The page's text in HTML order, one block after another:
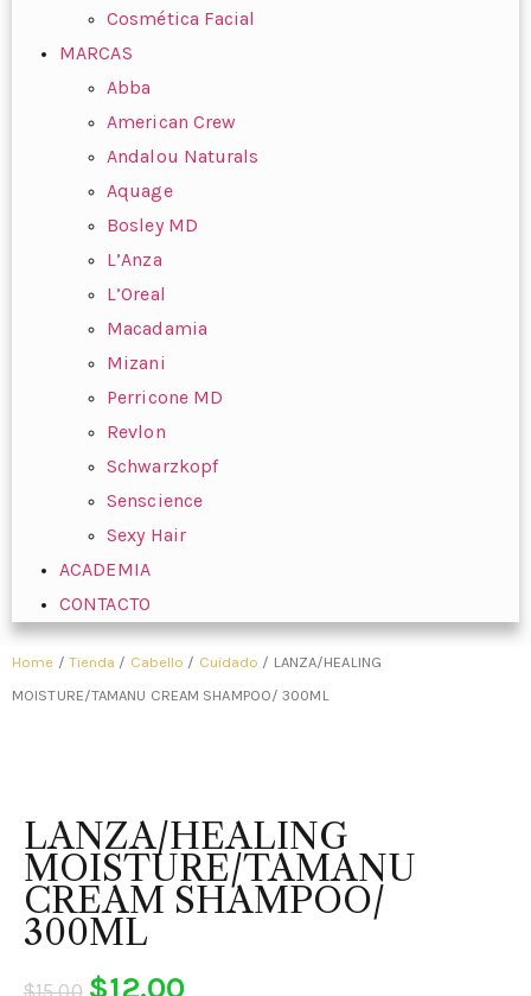
Cosmética Facial
MARCAS
Abba
American Crew
Andalou Naturals
Aquage
Bosley MD
L’Anza
L’Oreal
Macadamia
Mizani
Perricone MD
Revlon
Schwarzkopf
Senscience
Sexy Hair
ACADEMIA
CONTACTO
Home / Tienda / Cabello / Cuidado / LANZA/HEALING
MOISTURE/TAMANU CREAM SHAMPOO/ 300ML
LANZA/HEALING
MOISTURE/TAMANU
CREAM SHAMPOO/
300ML
$15.00 $12.00